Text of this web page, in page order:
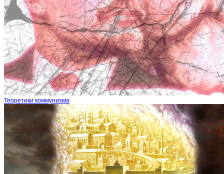
Теоретики коммунизма